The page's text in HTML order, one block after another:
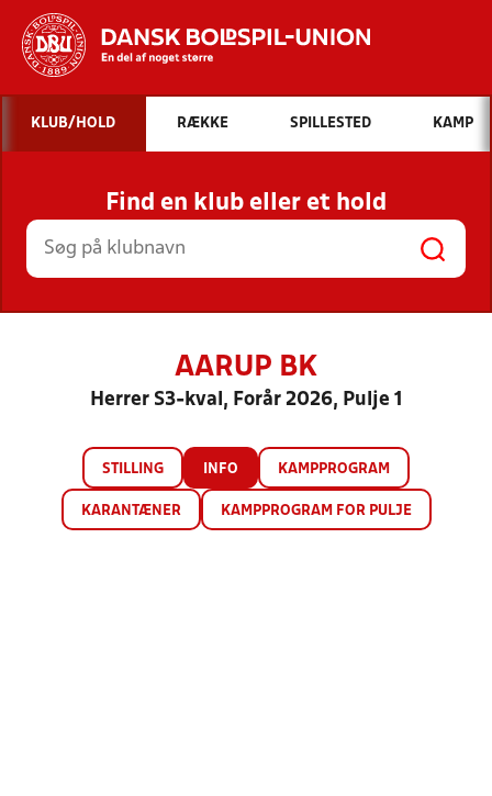
Hvad vil du søge efter?
INDHOLD OG NYHEDER
STILLINGER, RESULTATER, KLUBBER OG
HOLD
KLUB/HOLD RÆKKE SPILLESTED KAMP
Find en klub eller et hold
AARUP BK
Herrer S3-kval, Forår 2026, Pulje 1
STILLING INFO KAMPPROGRAM
KARANTÆNER KAMPPROGRAM FOR PULJE